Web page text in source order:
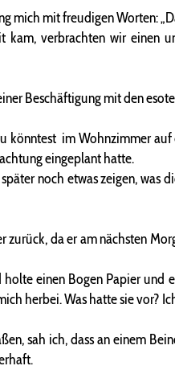
mich mit freudigen Worten:
verbrachten wir einen
Beschäftigung mit den
könntest im Wohnzimmer
eingeplant hatte.
noch etwas zeigen,
zurück, da er am nächsten
einen Bogen Papier
herbei. Was hatte sie vor?
sah ich, dass an einem